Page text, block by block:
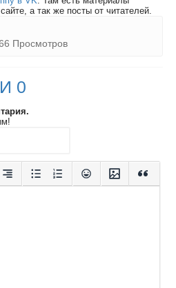
а так же посты от читателей.
Просмотров
0